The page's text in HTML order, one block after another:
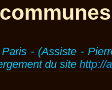
- (Assiste -
du site http://